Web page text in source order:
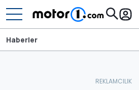
Haberler